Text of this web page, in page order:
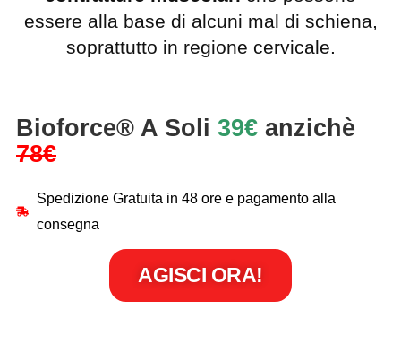
essere alla base di alcuni mal di schiena,
soprattutto in regione cervicale.
Bioforce® A Soli 39€ anzichè
78€
Spedizione Gratuita in 48 ore e pagamento alla
consegna
AGISCI ORA!